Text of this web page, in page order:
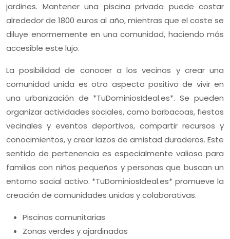
jardines. Mantener una piscina privada puede costar
alrededor de 1800 euros al año, mientras que el coste se
diluye enormemente en una comunidad, haciendo más
accesible este lujo.
La posibilidad de conocer a los vecinos y crear una
comunidad unida es otro aspecto positivo de vivir en
una urbanización de *TuDominiosIdeal.es*. Se pueden
organizar actividades sociales, como barbacoas, fiestas
vecinales y eventos deportivos, compartir recursos y
conocimientos, y crear lazos de amistad duraderos. Este
sentido de pertenencia es especialmente valioso para
familias con niños pequeños y personas que buscan un
entorno social activo. *TuDominiosIdeal.es* promueve la
creación de comunidades unidas y colaborativas.
Piscinas comunitarias
Zonas verdes y ajardinadas